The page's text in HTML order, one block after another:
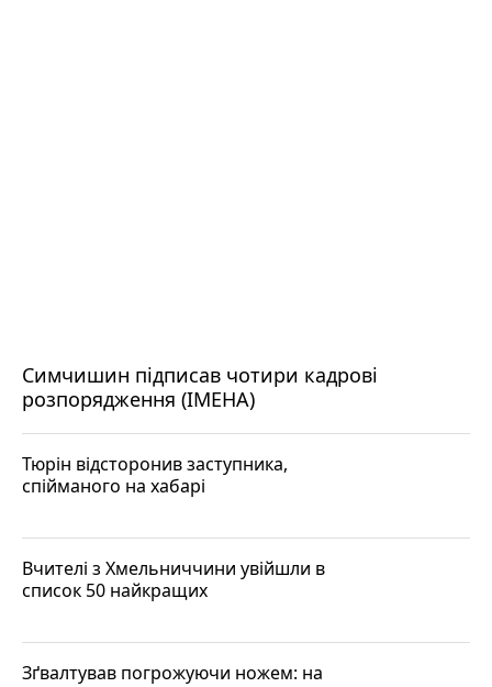
Симчишин підписав чотири кадрові
розпорядження (ІМЕНА)
Тюрін відсторонив заступника,
спійманого на хабарі
Вчителі з Хмельниччини увійшли в
список 50 найкращих
Зґвалтував погрожуючи ножем: на